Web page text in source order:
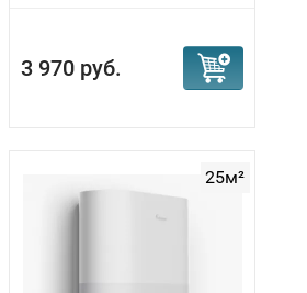
3 970 руб.
25м²